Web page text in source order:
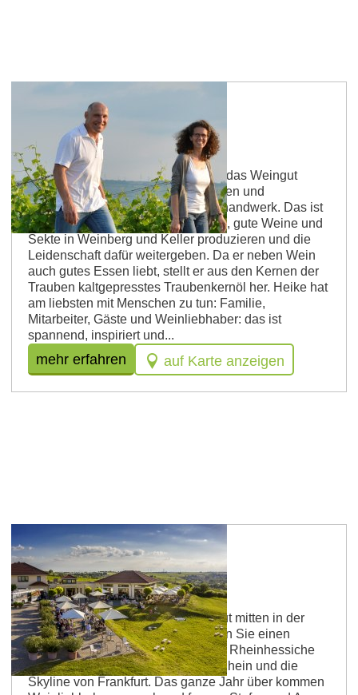
Weingut Dätwyl
Heiko und Heike Dettweiler führen das Weingut
Dätwyl nun gemeinsam. Sein Wissen und
Enthusiasmus fließen in das Weinhandwerk. Das ist
es, was ihn anspornt: unverfälschte, gute Weine und
Sekte in Weinberg und Keller produzieren und die
Leidenschaft dafür weitergeben. Da er neben Wein
auch gutes Essen liebt, stellt er aus den Kernen der
Trauben kaltgepresstes Traubenkernöl her. Heike hat
am liebsten mit Menschen zu tun: Familie,
Mitarbeiter, Gäste und Weinliebhaber: das ist
spannend, inspiriert und...
mehr erfahren auf Karte anzeigen
Weingut Raddeck
Seit 2009 befindet sich das Weingut mitten in der
Lage Paterberg. Von hier aus haben Sie einen
herrlichen Blick über Nierstein, das Rheinhessiche
Hügelland, den Roten Hang, den Rhein und die
Skyline von Frankfurt. Das ganze Jahr über kommen